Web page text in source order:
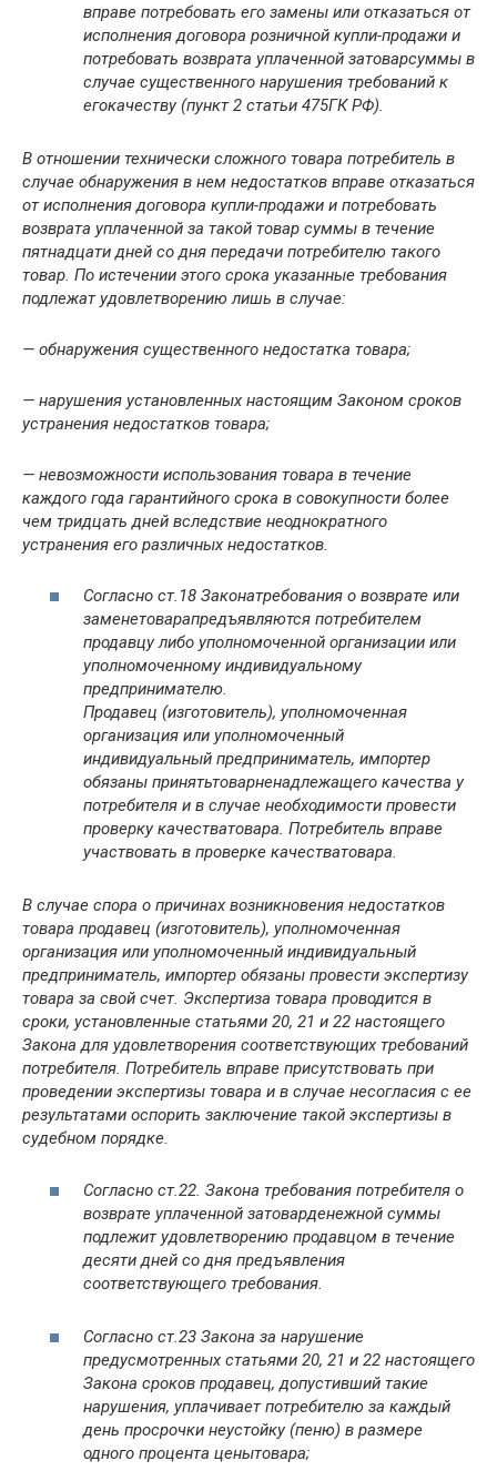
вправе потребовать его замены или отказаться от
исполнения договора розничной купли-продажи и
потребовать возврата уплаченной затоварсуммы в
случае существенного нарушения требований к
егокачеству (пункт 2 статьи 475ГК РФ).
В отношении технически сложного товара потребитель в
случае обнаружения в нем недостатков вправе отказаться
от исполнения договора купли-продажи и потребовать
возврата уплаченной за такой товар суммы в течение
пятнадцати дней со дня передачи потребителю такого
товар. По истечении этого срока указанные требования
подлежат удовлетворению лишь в случае:
— обнаружения существенного недостатка товара;
— нарушения установленных настоящим Законом сроков
устранения недостатков товара;
— невозможности использования товара в течение
каждого года гарантийного срока в совокупности более
чем тридцать дней вследствие неоднократного
устранения его различных недостатков.
Согласно ст.18 Законатребования о возврате или
заменетоварапредъявляются потребителем
продавцу либо уполномоченной организации или
уполномоченному индивидуальному
предпринимателю.
Продавец (изготовитель), уполномоченная
организация или уполномоченный
индивидуальный предприниматель, импортер
обязаны принятьтоварненадлежащего качества у
потребителя и в случае необходимости провести
проверку качестватовара. Потребитель вправе
участвовать в проверке качестватовара.
В случае спора о причинах возникновения недостатков
товара продавец (изготовитель), уполномоченная
организация или уполномоченный индивидуальный
предприниматель, импортер обязаны провести экспертизу
товара за свой счет. Экспертиза товара проводится в
сроки, установленные статьями 20, 21 и 22 настоящего
Закона для удовлетворения соответствующих требований
потребителя. Потребитель вправе присутствовать при
проведении экспертизы товара и в случае несогласия с ее
результатами оспорить заключение такой экспертизы в
судебном порядке.
Согласно ст.22. Закона требования потребителя о
возврате уплаченной затоварденежной суммы
подлежит удовлетворению продавцом в течение
десяти дней со дня предъявления
соответствующего требования.
Согласно ст.23 Закона за нарушение
предусмотренных статьями 20, 21 и 22 настоящего
Закона сроков продавец, допустивший такие
нарушения, уплачивает потребителю за каждый
день просрочки неустойку (пеню) в размере
одного процента ценытовара;